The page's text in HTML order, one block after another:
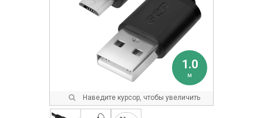
1.0
м
Наведите курсор, чтобы увеличить